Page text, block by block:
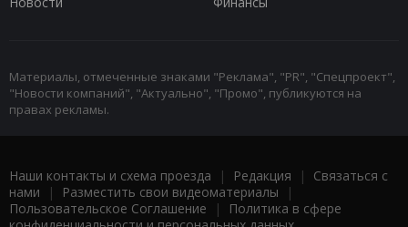
Материалы, отмеченные знаками "Реклама", "PR", "Спецпроект",
"Новости компаний", "Актуально", "Промо", публикуются на
правах рекламы.
Наши контакты и схема проезда | Редакция | Связаться с
нами | Разместить свои видеоматериалы |
Пользовательское Соглашение |
Политика в сфере